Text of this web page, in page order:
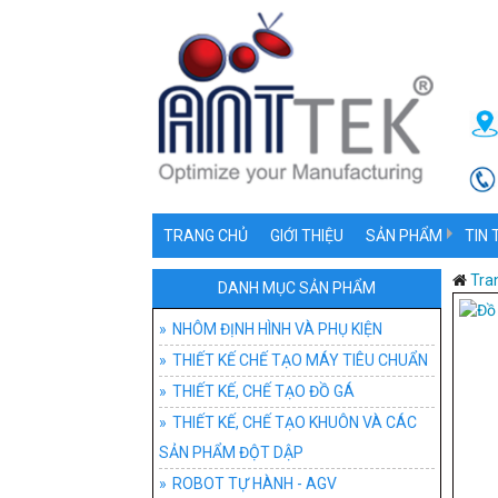
TRANG CHỦ GIỚI THIỆU SẢN PHẨM
NHÔM ĐỊNH HÌNH
THIẾT KẾ CHẾ TẠO
THIẾT KẾ, CHẾ TẠO
THIẾT KẾ, CHẾ
TIN
DANH MỤC SẢN PHẨM
NHÔM ĐỊNH HÌNH VÀ PHỤ KIỆN
THIẾT KẾ CHẾ TẠO MÁY TIÊU CHUẨN
THIẾT KẾ, CHẾ TẠO ĐỒ GÁ
THIẾT KẾ, CHẾ TẠO KHUÔN VÀ CÁC
SẢN PHẨM ĐỘT DẬP
ROBOT TỰ HÀNH - AGV